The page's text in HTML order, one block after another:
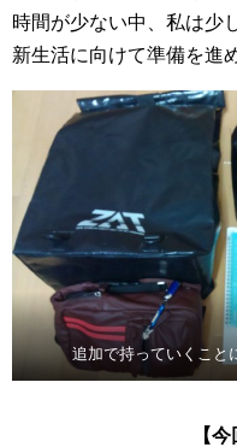
時間が少ない中、私は少
新生活に向けて準備を進
追加で持っていくこと
【